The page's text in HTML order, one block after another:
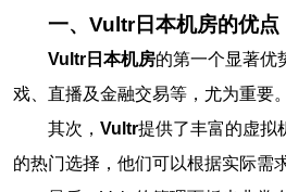
一、Vultr日本机房的优点
Vultr日本机房的第一个显著优
戏、直播及金融交易等，尤为重要
其次， Vultr提供了丰富的虚拟
的热门选择，他们可以根据实际需